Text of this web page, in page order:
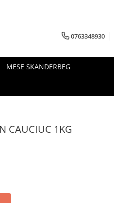
0763348930
MESE SKANDERBEG
CAUCIUC 1KG